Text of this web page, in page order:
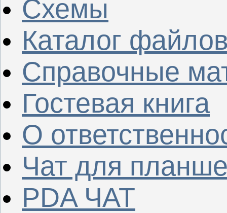
Схемы
Каталог
Справочные
Гостевая книга
О
Чат для
PDA ЧАТ